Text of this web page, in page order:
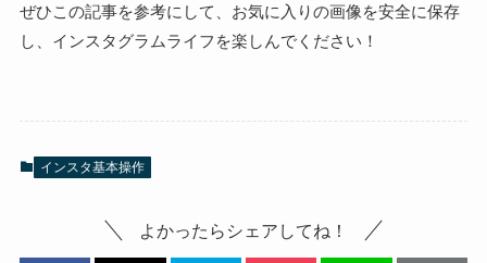
ぜひこの記事を参考にして、お気に入りの画像を安全に保存
し、インスタグラムライフを楽しんでください！
インスタ基本操作
よかったらシェアしてね！